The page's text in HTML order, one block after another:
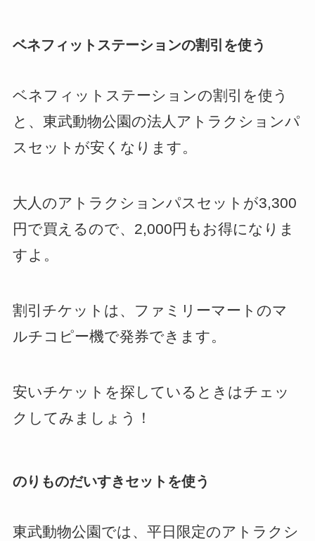
ベネフィットステーションの割引を使う
ベネフィットステーションの割引を使う
と、東武動物公園の法人アトラクションパ
スセットが安くなります。
大人のアトラクションパスセットが3,300
円で買えるので、2,000円もお得になりま
すよ。
割引チケットは、ファミリーマートのマ
ルチコピー機で発券できます。
安いチケットを探しているときはチェッ
クしてみましょう！
のりものだいすきセットを使う
東武動物公園では、平日限定のアトラクシ